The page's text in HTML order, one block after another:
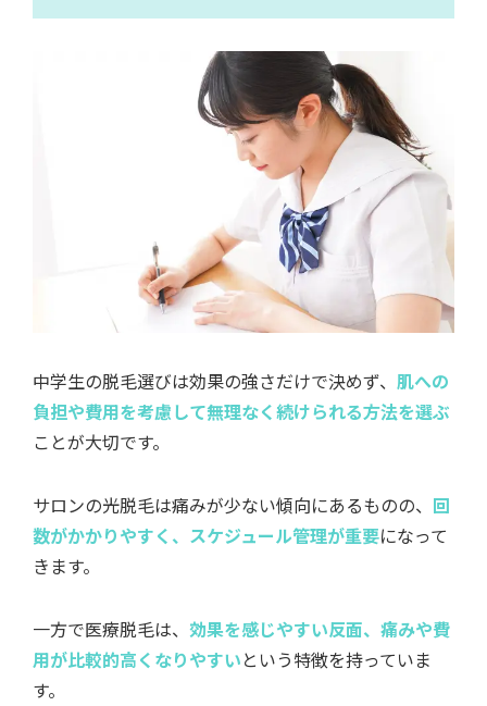
中学生の脱毛選びは効果の強さだけで決めず、 肌への
負担や費用を考慮して無理なく続けられる方法を選ぶ
ことが大切です。
サロンの光脱毛は痛みが少ない傾向にあるものの、 回
数がかかりやすく、スケジュール管理が重要になって
きます。
一方で医療脱毛は、 効果を感じやすい反面、痛みや費
用が比較的高くなりやすいという特徴を持っていま
す。